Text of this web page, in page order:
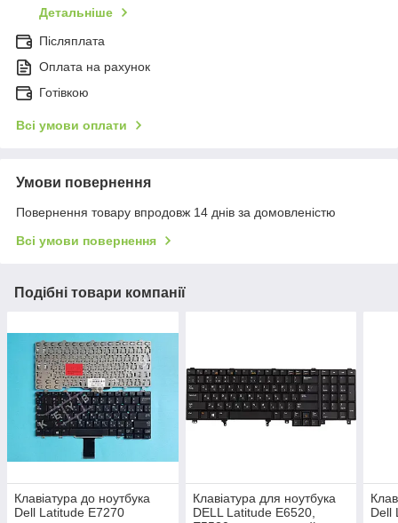
Детальніше
Післяплата
Оплата на рахунок
Готівкою
Всі умови оплати
Умови повернення
Повернення товару впродовж 14 днів за домовленістю
Всі умови повернення
Подібні товари компанії
Клавіатура до ноутбука
Dell Latitude E7270
Клавіатура для ноутбука
DELL Latitude E6520,
Dell